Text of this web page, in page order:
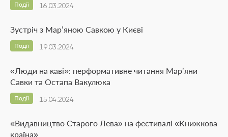
16.03.2024
Події
Зустріч з Мар’яною Савкою у Києві
19.03.2024
Події
«Люди на каві»: перформативне читання Мар’яни
Савки та Остапа Вакулюка
15.04.2024
Події
«Видавництво Старого Лева» на фестивалі «Книжкова
країна»